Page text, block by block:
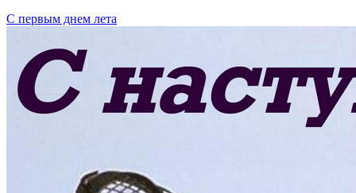
С первым днем лета